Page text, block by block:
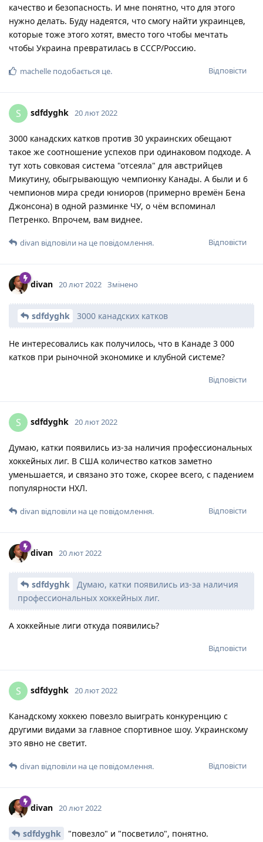
качество и безопасность. И мне понятно, что для этого
нужно делать. Буду надеятся, что смогу найти украинцев,
которые тоже этого хотят, вместо того чтобы мечтать
чтобы Украина превратилась в СССР/Россию.
Відповісти
machelle подобається це.
S sdfdyghk 20 лют 2022
3000 канадских катков против 30 украинских обещают
такое же соотношение успехов при одинаковом подходе. А
тут хоть совковая система "отсеяла" для австрийцев
Микутину, обыгрывающую чемпионку Канады. А были и 6
чемпионов мира среди юниоров (примерно времён Бена
Джонсона) в одной разминке ЧУ, о чём вспоминал
Петренко. Впрочем, вам виднее.
Відповісти
divan відповіли на це повідомлення.
divan 20 лют 2022 Змінено
sdfdyghk 3000 канадских катков
Не интересовались как получилось, что в Канаде 3 000
катков при рыночной экономике и клубной системе?
Відповісти
S sdfdyghk 20 лют 2022
Думаю, катки появились из-за наличия профессиональных
хоккейных лиг. В США количество катков заметно
уменьшается, и связано это тоже, скорее всего, с падением
популярности НХЛ.
Відповісти
divan відповіли на це повідомлення.
divan 20 лют 2022
sdfdyghk
Думаю, катки появились из-за наличия
профессиональных хоккейных лиг.
А хоккейные лиги откуда появились?
Відповісти
S sdfdyghk 20 лют 2022
Канадскому хоккею повезло выиграть конкуренцию с
другими видами за главное спортивное шоу. Украинскому
это явно не светит.
Відповісти
divan відповіли на це повідомлення.
divan 20 лют 2022
sdfdyghk "повезло" и "посветило", понятно.